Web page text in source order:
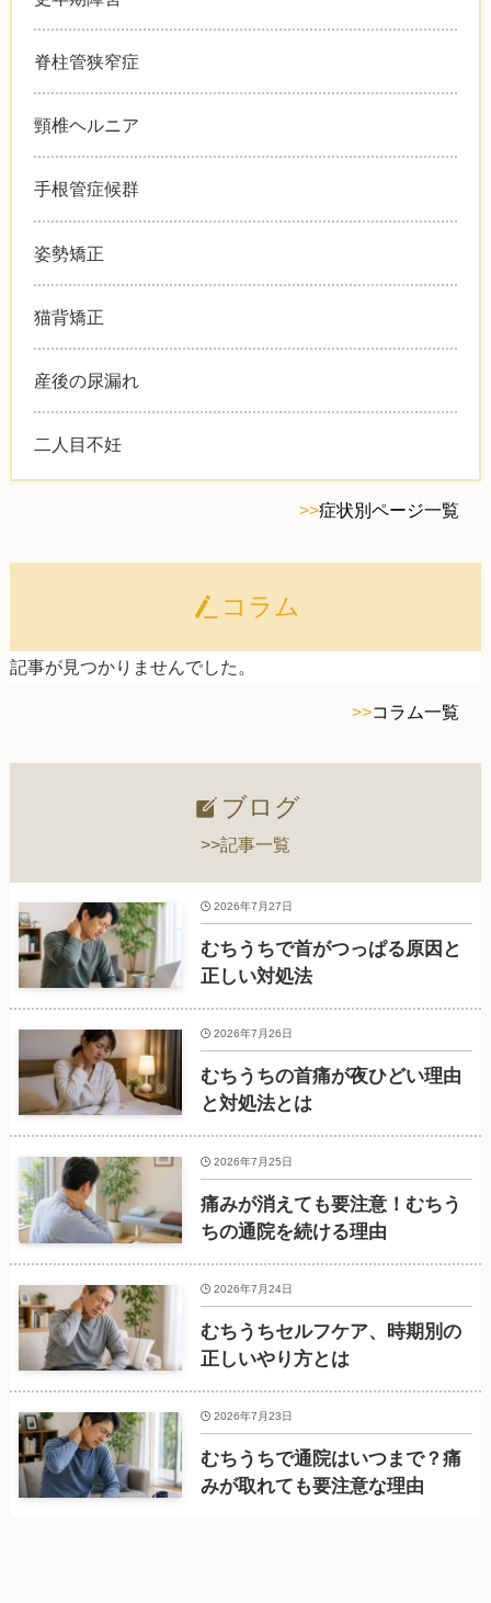
脊柱管狭窄症
頸椎ヘルニア
手根管症候群
姿勢矯正
猫背矯正
産後の尿漏れ
二人目不妊
>>症状別ページ一覧
コラム
記事が見つかりませんでした。
>>コラム一覧
ブログ
>>記事一覧
むちうちで首がつっぱる原因と
正しい対処法
2026年7月27日
むちうちの首痛が夜ひどい理由
と対処法とは
2026年7月26日
痛みが消えても要注意！むちう
ちの通院を続ける理由
2026年7月25日
むちうちセルフケア、時期別の
正しいやり方とは
2026年7月24日
むちうちで通院はいつまで？痛
みが取れても要注意な理由
2026年7月23日